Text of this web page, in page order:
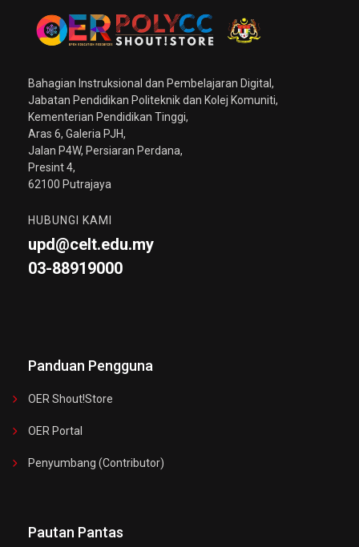
Bahagian Instruksional dan Pembelajaran Digital,
Jabatan Pendidikan Politeknik dan Kolej Komuniti,
Kementerian Pendidikan Tinggi,
Aras 6, Galeria PJH,
Jalan P4W, Persiaran Perdana,
Presint 4,
62100 Putrajaya
HUBUNGI KAMI
upd@celt.edu.my
03-88919000
Panduan Pengguna
OER Shout!store
OER Portal
Penyumbang (Contributor)
Pautan Pantas